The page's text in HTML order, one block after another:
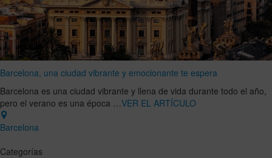
Barcelona, una ciudad vibrante y emocionante te espera
Barcelona es una ciudad vibrante y llena de vida durante todo el año,
pero el verano es una época …VER EL ARTÍCULO
Barcelona
Categorías